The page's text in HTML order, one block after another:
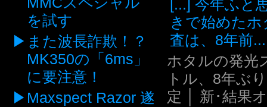
を試す
また波長詐欺！？
MK350の「6ms」
に要注意！
Maxspect Razor 遂
[...] 今年ふと
きで始めたホ
査は、8年前...
ホタルの発光
トル、8年ぶ
定 │ 新･結果